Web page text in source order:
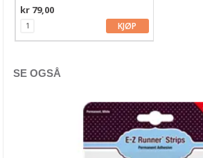
Tekstil hobby
Gaveinnpakking
kr 79,00
KJØP
SE OGSÅ